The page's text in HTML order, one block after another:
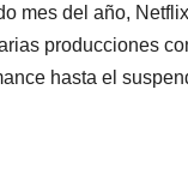
mes del año,
producciones
hasta el